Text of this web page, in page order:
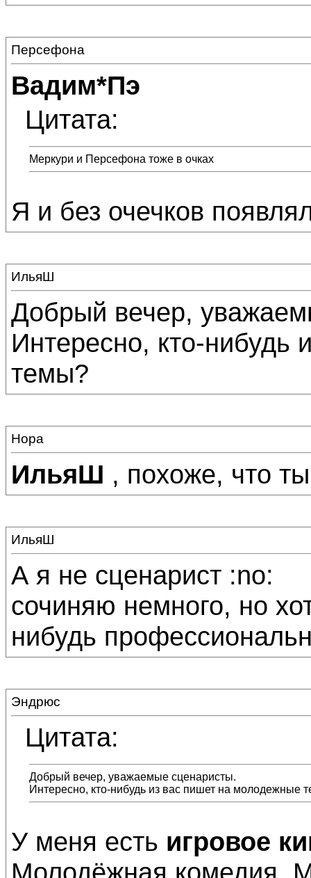
Персефона
Вадим*Пэ
Цитата:
Меркури и Персефона тоже в очках
Я и без очечков
ИльяШ
Добрый вечер,
Интересно, кто-
темы?
Нора
ИльяШ , похоже, что
ИльяШ
А я не сценарист :no:
сочиняю немного, но
нибудь
Эндрюс
Цитата:
Добрый вечер, уважаемые сценаристы.
Интересно, кто-нибудь из вас пишет на молодежные
У меня есть игровое